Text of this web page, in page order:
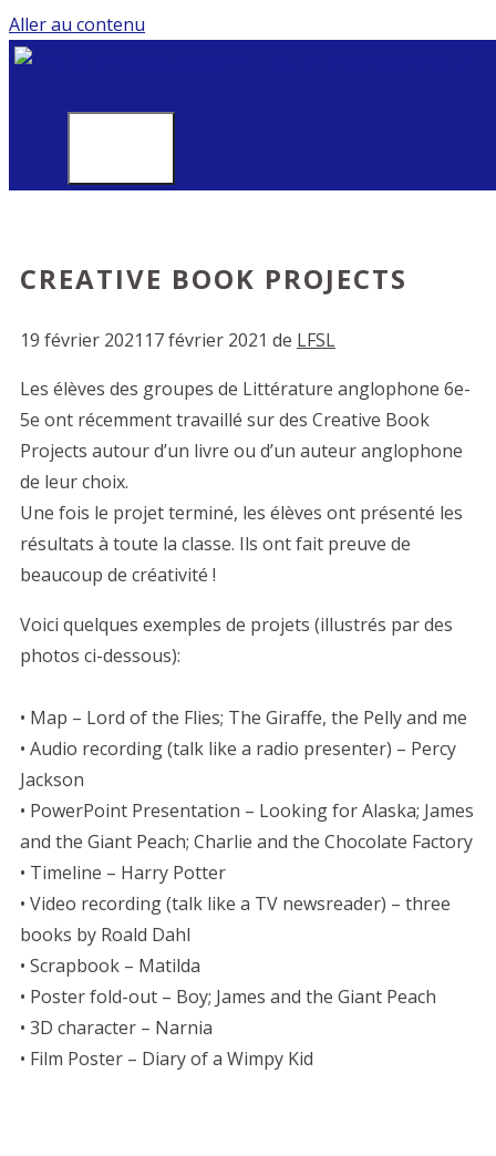
Aller au contenu
CREATIVE BOOK PROJECTS
19 février 2021 17 février 2021 de LFSL
Les élèves des groupes de Littérature anglophone 6e-
5e ont récemment travaillé sur des Creative Book
Projects autour d’un livre ou d’un auteur anglophone
de leur choix.
Une fois le projet terminé, les élèves ont présenté les
résultats à toute la classe. Ils ont fait preuve de
beaucoup de créativité !
Voici quelques exemples de projets (illustrés par des
photos ci-dessous):
• Map – Lord of the Flies; The Giraffe, the Pelly and me
• Audio recording (talk like a radio presenter) – Percy
Jackson
• PowerPoint Presentation – Looking for Alaska; James
and the Giant Peach; Charlie and the Chocolate Factory
• Timeline – Harry Potter
• Video recording (talk like a TV newsreader) – three
books by Roald Dahl
• Scrapbook – Matilda
• Poster fold-out – Boy; James and the Giant Peach
• 3D character – Narnia
• Film Poster – Diary of a Wimpy Kid